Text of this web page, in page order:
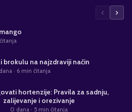
‹ ›
brokulu na najzdraviji način
· 6 min čitanja
hortenzije: Pravila za sadnju,
zalijevanje i orezivanje
0 dana · 5 min čitanja